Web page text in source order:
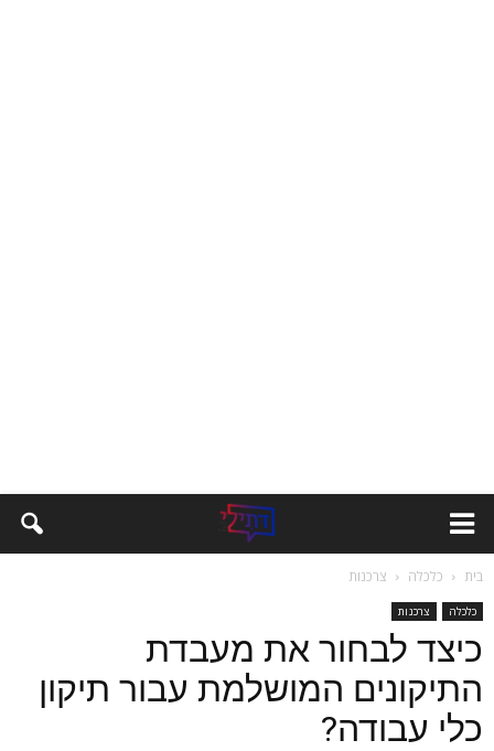
בית כלכלה צרכנות
כלכלה צרכנות
כיצד לבחור את מעבדת
התיקונים המושלמת עבור תיקון
כלי עבודה?